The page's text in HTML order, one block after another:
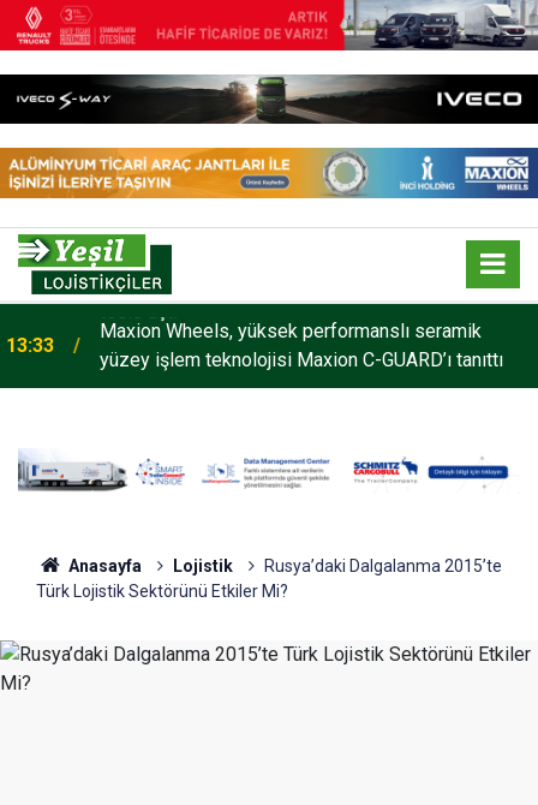
13:33
Maxion Wheels, yüksek performanslı seramik
yüzey işlem teknolojisi Maxion C-GUARD’ı tanıttı
Anasayfa Lojistik
Rusya’daki Dalgalanma 2015’te
Türk Lojistik Sektörünü Etkiler Mi?